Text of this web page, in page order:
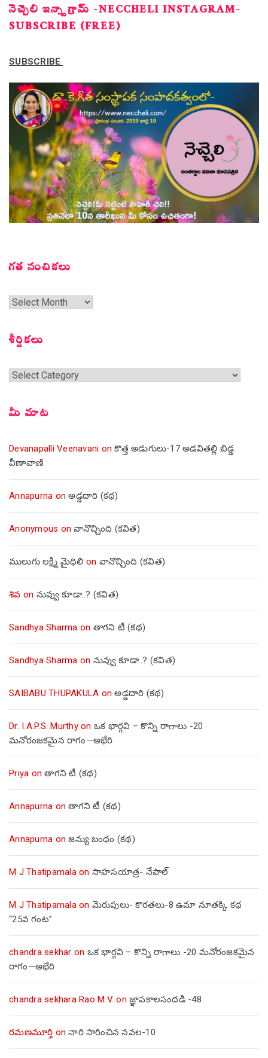
నెచ్చెలి ఇన్స్టాగ్రామ్ -NECCHELI INSTAGRAM-
SUBSCRIBE (FREE)
SUBSCRIBE
గత సంచికలు
గత
శీర్షికలు
శీర్షికలు
మీ మాట
Devanapalli Veenavani onకొత్త అడుగులు-17 అడవితల్లి బిడ్డ
వీణావాణి
Annapurna onఅడ్డదారి (కథ)
Anonymous onవానొచ్చింది (కవిత)
ములుగు లక్ష్మీ మైథిలి on వానొచ్చింది (కవిత)
శివ on నువ్వు కూడా..? (కవిత)
Sandhya Sharma on తాగని టీ (కథ)
Sandhya Sharma on నువ్వు కూడా..? (కవిత)
SAIBABU THUPAKULA onఅడ్డదారి (కథ)
Dr. I.A.P.S. Murthyon ఒక భార్గవి – కొన్ని రాగాలు -20
మనోరంజకమైన రాగం—అభేరి
Priya onతాగని టీ (కథ)
Annapurna onతాగని టీ (కథ)
Annapurna onజన్యు బంధం (కథ)
M J Thatipamalaon సాహసయాత్ర- నేపాల్‌
M J Thatipamalaon మెరుపులు- కొరతలు-8 ఉమా నూతక్కి కథ
“25వ గంట”
chandra sekhar on ఒక భార్గవి – కొన్ని రాగాలు -20 మనోరంజకమైన
రాగం—అభేరి
chandra sekhara Rao M.V. on జ్ఞాపకాలసందడి -48
రమణమూర్తి onనారి సారించిన నవల-10